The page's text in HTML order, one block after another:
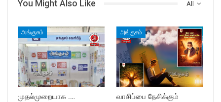
All
You Might Also Like
அங்குசம்
முதல்முறையாக .…
அங்குசம்
வாசிப்பை நேசிக்கும்